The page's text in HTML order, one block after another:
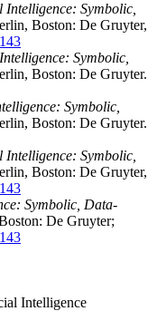
Symbolic,
Boston: De Gruyter,
Symbolic,
Boston: De Gruyter.
Symbolic,
Boston: De Gruyter.
Symbolic,
Boston: De Gruyter,
Symbolic, Data-
De Gruyter;
Intelligence